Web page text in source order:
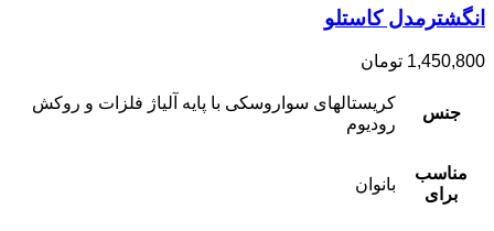
انگشترمدل کاستلو
1,450,800 تومان
جنس
کریستالهای سواروسکی با پایه آلیاژ فلزات و روکش
رودیوم
مناسب
برای
بانوان